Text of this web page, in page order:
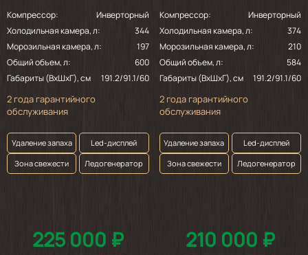
Компрессор:
Инверторный
Холодильная камера, л:
344
Морозильная камера, л:
197
Общий объем, л:
600
Габариты (ВхШхГ), см
191.2/91.1/60
2 года гарантийного
обслуживания
Удаление запаха
Led-дисплей
Зона свежести
Ледогенератор
225 000 ₽
Компрессор:
Инверторный
Холодильная камера, л:
374
Морозильная камера, л:
210
Общий объем, л:
584
Габариты (ВхШхГ), см
191.2/91.1/60
2 года гарантийного
обслуживания
Удаление запаха
Led-дисплей
Зона свежести
Ледогенератор
210 000 ₽